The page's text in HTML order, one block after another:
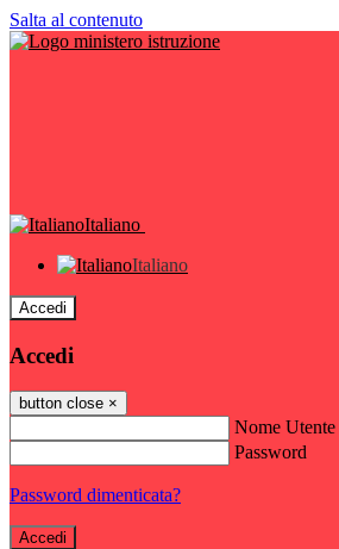
Salta al contenuto
Italiano
Italiano
Accedi
Accedi
button close ×
Nome Utente
Password
Password dimenticata?